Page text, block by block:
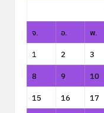
จ. อ. พ.
1
2 3
8
9 10
15
16 17